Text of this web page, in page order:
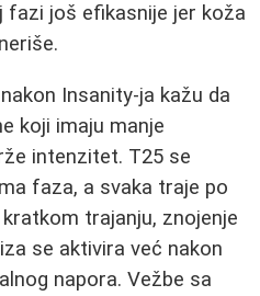
fazi još efikasnije jer koža
Insanity-ja kažu da
koji imaju manje
intenzitet. T25 se
faza, a svaka traje po
trajanju, znojenje
se aktivira već nakon
napora. Vežbe sa